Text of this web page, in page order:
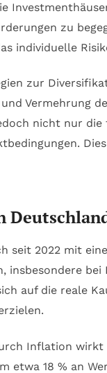
zu
individuelle
zur
Vermehrung
nicht nur
seit 2022 mit
insbesondere
auf die reale
Inflation
etwa 18 % an